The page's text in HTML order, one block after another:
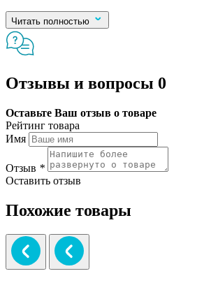
Читать полностью
Отзывы и вопросы 0
Оставьте Ваш отзыв о товаре
Рейтинг товара
Имя
Отзыв *
Оставить отзыв
Похожие товары